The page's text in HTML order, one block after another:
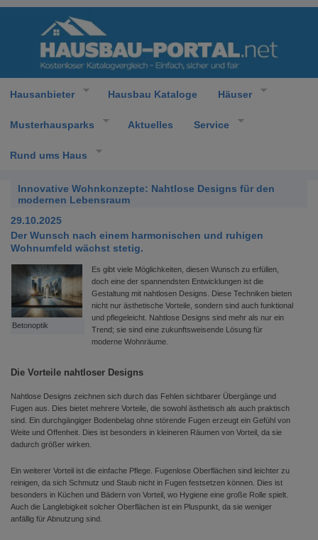
Hausanbieter Hausbau Kataloge Häuser
Musterhausparks Aktuelles Service
Rund ums Haus
Innovative Wohnkonzepte: Nahtlose Designs für den
modernen Lebensraum
29.10.2025
Der Wunsch nach einem harmonischen und ruhigen
Wohnumfeld wächst stetig.
Betonoptik
Es gibt viele Möglichkeiten, diesen Wunsch zu erfüllen,
doch eine der spannendsten Entwicklungen ist die
Gestaltung mit nahtlosen Designs. Diese Techniken bieten
nicht nur ästhetische Vorteile, sondern sind auch funktional
und pflegeleicht. Nahtlose Designs sind mehr als nur ein
Trend; sie sind eine zukunftsweisende Lösung für
moderne Wohnräume.
Die Vorteile nahtloser Designs
Nahtlose Designs zeichnen sich durch das Fehlen sichtbarer Übergänge und
Fugen aus. Dies bietet mehrere Vorteile, die sowohl ästhetisch als auch praktisch
sind. Ein durchgängiger Bodenbelag ohne störende Fugen erzeugt ein Gefühl von
Weite und Offenheit. Dies ist besonders in kleineren Räumen von Vorteil, da sie
dadurch größer wirken.
Ein weiterer Vorteil ist die einfache Pflege. Fugenlose Oberflächen sind leichter zu
reinigen, da sich Schmutz und Staub nicht in Fugen festsetzen können. Dies ist
besonders in Küchen und Bädern von Vorteil, wo Hygiene eine große Rolle spielt.
Auch die Langlebigkeit solcher Oberflächen ist ein Pluspunkt, da sie weniger
anfällig für Abnutzung sind.